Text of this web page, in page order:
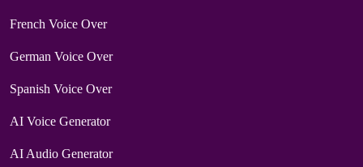
French Voice Over
German Voice Over
Spanish Voice Over
AI Voice Generator
AI Audio Generator